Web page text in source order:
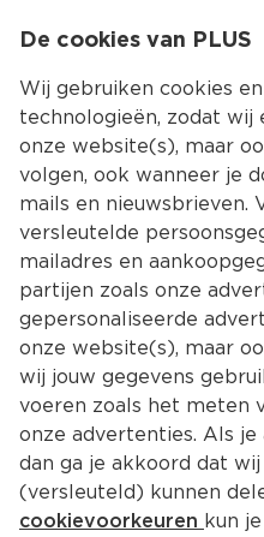
Terug
De cookies van PLUS
Wij gebruiken cookies
technologieën, zodat wij
onze website(s), maar
volgen, ook wanneer je
mails en nieuwsbrieven.
versleutelde
mailadres en
partijen zoals onze
gepersonaliseerde
onze website(s), maar
wij jouw gegevens
voeren zoals het meten
onze advertenties. Als
dan ga je akkoord dat
(versleuteld) kunnen
cookievoorkeuren kun